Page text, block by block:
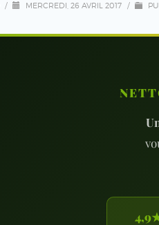
/ MERCREDI, 26 AVRIL 2017 /